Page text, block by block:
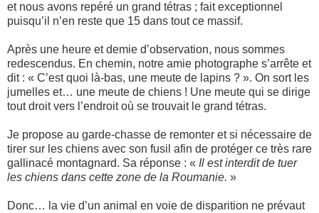
et nous avons repéré un grand tétras ; fait exceptionnel
puisqu’il n’en reste que 15 dans tout ce massif.
Après une heure et demie d’observation, nous sommes
redescendus. En chemin, notre amie photographe s’arrête et
dit : « C’est quoi là-bas, une meute de lapins ? ». On sort les
jumelles et… une meute de chiens ! Une meute qui se dirige
tout droit vers l’endroit où se trouvait le grand tétras.
Je propose au garde-chasse de remonter et si nécessaire de
tirer sur les chiens avec son fusil afin de protéger ce très rare
gallinacé montagnard. Sa réponse : « Il est interdit de tuer
les chiens dans cette zone de la Roumanie. »
Donc… la vie d’un animal en voie de disparition ne prévaut